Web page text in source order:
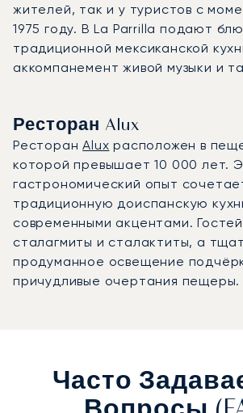
жителей, так и у туристов с
1975 году. В La Parrilla подают
традиционной мексиканской
аккомпанемент живой музыки и
Ресторан Alux
РесторанAlux расположен в
которой превышает 10 000 лет.
гастрономический опыт
традиционную доиспанскую
современными акцентами.
сталагмиты и сталактиты, а
продуманное освещение
причудливые очертания пещеры.
Часто